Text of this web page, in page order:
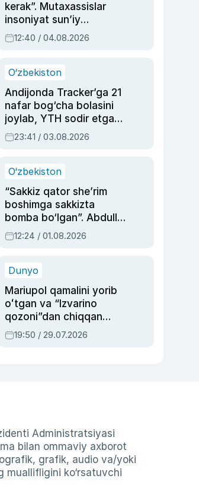
kerak”. Mutaxassislar
insoniyat sun’iy
intellektni boshqara
olmay qolishidan xavotir
12:40 / 04.08.2026
O‘zbekiston
Andijonda Tracker’ga 21
nafar bog‘cha bolasini
joylab, YTH sodir etgan
ayolga sud hukmi o‘qildi
23:41 / 03.08.2026
O‘zbekiston
“Sakkiz qator she’rim
boshimga sakkizta
bomba bo‘lgan”. Abdulla
Oripovni siyosiy
ayblovlardan asrab
12:24 / 01.08.2026
Dunyo
Mariupol qamalini yorib
oʻtgan va “Izvarino
qozoni”dan chiqqan
qahramon — Ukraina
armiyasi bosh
19:50 / 29.07.2026
Administratsiyasi
bilan ommaviy axborot
grafik, audio va/yoki
muallifligini ko‘rsatuvchi